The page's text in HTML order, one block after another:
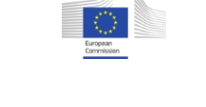
Jean-Louis Schiltz
Jean-Victor Louis